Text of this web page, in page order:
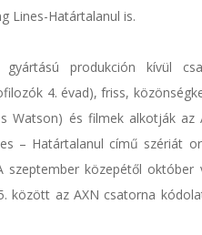
Lines-Határtalanul is.
produkción kívül
4. évad), friss,
Watson) és filmek alkotják
– Határtalanul című szériát
szeptember közepétől
között az AXN csatorna